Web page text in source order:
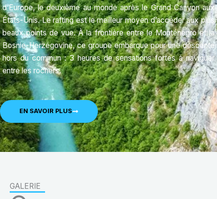
d’Europe, le deuxième au monde après le Grand Canyon aux
États-Unis. Le rafting est le meilleur moyen d’accéder aux plus
beaux points de vue. À la frontière entre le Monténégro et la
Bosnie-Herzégovine, ce groupe embarque pour une descente
hors du commun : 3 heures de sensations fortes à naviguer
entre les rochers.
EN SAVOIR PLUS
GALERIE